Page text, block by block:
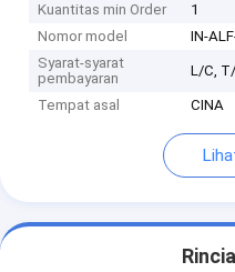
Kuantitas min Order
1
Nomor model
IN-
Syarat-syarat
pembayaran
L/C,
Tempat asal CINA